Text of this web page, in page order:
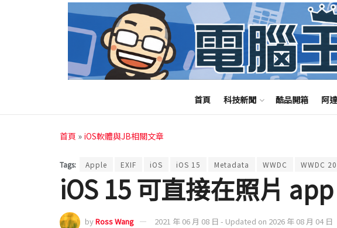
首頁 科技新聞 酷品開箱 阿
首頁 » iOS軟體與JB相關文章
Tags: Apple EXIF iOS iOS 15 Metadata WWDC WWDC
iOS 15 可直接在照片
byRoss Wang 2021 年 06 月 08 日 - Updated on 2026 年 08 月 04 日